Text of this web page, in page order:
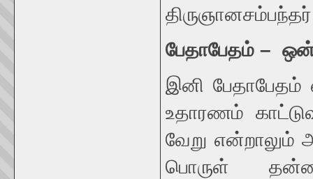
திருஞானசம்பந்தர்
பேதாபேதம் –
இனி
உதாரணம்
வேறு என்றாலும்
பொருள்